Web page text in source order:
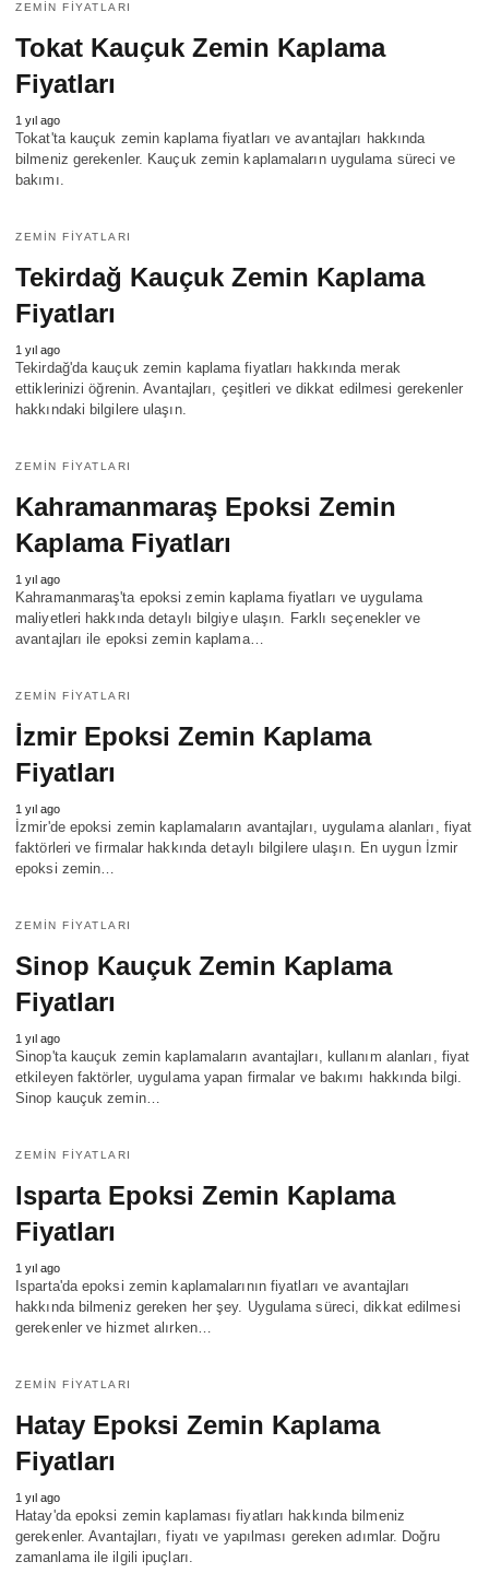
ZEMIN FIYATLARI
Tokat Kauçuk Zemin Kaplama
Fiyatları
1 yıl ago
Tokat'ta kauçuk zemin kaplama fiyatları ve avantajları hakkında
bilmeniz gerekenler. Kauçuk zemin kaplamaların uygulama süreci ve
bakımı.
ZEMIN FIYATLARI
Tekirdağ Kauçuk Zemin Kaplama
Fiyatları
1 yıl ago
Tekirdağ'da kauçuk zemin kaplama fiyatları hakkında merak
ettiklerinizi öğrenin. Avantajları, çeşitleri ve dikkat edilmesi gerekenler
hakkındaki bilgilere ulaşın.
ZEMIN FIYATLARI
Kahramanmaraş Epoksi Zemin
Kaplama Fiyatları
1 yıl ago
Kahramanmaraş'ta epoksi zemin kaplama fiyatları ve uygulama
maliyetleri hakkında detaylı bilgiye ulaşın. Farklı seçenekler ve
avantajları ile epoksi zemin kaplama…
ZEMIN FIYATLARI
İzmir Epoksi Zemin Kaplama
Fiyatları
1 yıl ago
İzmir'de epoksi zemin kaplamaların avantajları, uygulama alanları, fiyat
faktörleri ve firmalar hakkında detaylı bilgilere ulaşın. En uygun İzmir
epoksi zemin…
ZEMIN FIYATLARI
Sinop Kauçuk Zemin Kaplama
Fiyatları
1 yıl ago
Sinop'ta kauçuk zemin kaplamaların avantajları, kullanım alanları, fiyat
etkileyen faktörler, uygulama yapan firmalar ve bakımı hakkında bilgi.
Sinop kauçuk zemin…
ZEMIN FIYATLARI
Isparta Epoksi Zemin Kaplama
Fiyatları
1 yıl ago
Isparta'da epoksi zemin kaplamalarının fiyatları ve avantajları
hakkında bilmeniz gereken her şey. Uygulama süreci, dikkat edilmesi
gerekenler ve hizmet alırken…
ZEMIN FIYATLARI
Hatay Epoksi Zemin Kaplama
Fiyatları
1 yıl ago
Hatay'da epoksi zemin kaplaması fiyatları hakkında bilmeniz
gerekenler. Avantajları, fiyatı ve yapılması gereken adımlar. Doğru
zamanlama ile ilgili ipuçları.